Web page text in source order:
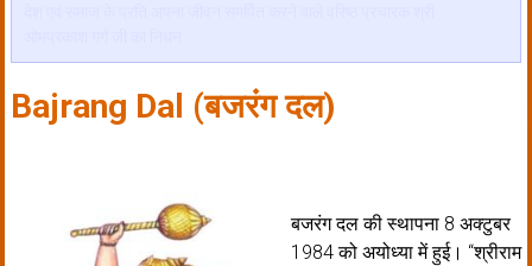
Bajrang Dal (बजरंग दल)
बजरंग दल की स्थापना 8 अक्टुबर
1984 को अयोध्या में हुई। ‘‘श्रीराम